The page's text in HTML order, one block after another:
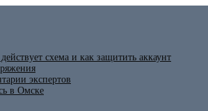
схема и как защитить аккаунт
экспертов
в Омске